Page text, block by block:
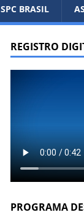
SPC BRASIL
REGISTRO
PROGRAMA